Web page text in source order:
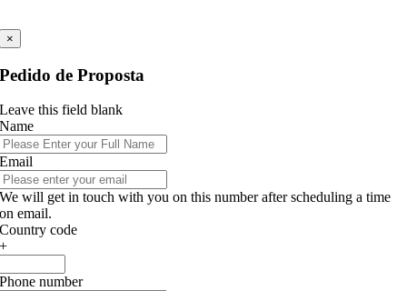
×
Pedido de Proposta
Leave this field blank
Name
Email
We will get in touch with you on this number after scheduling a time
on email.
Country code
+
Phone number